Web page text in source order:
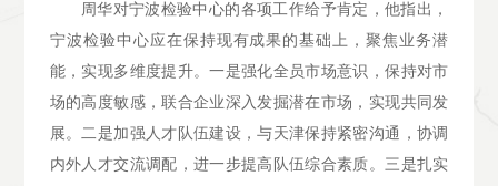
周华对宁波检验中心的各项工作给予肯定，他指出，
宁波检验中心应在保持现有成果的基础上，聚焦业务潜
能，实现多维度提升。一是强化全员市场意识，保持对市
场的高度敏感，联合企业深入发掘潜在市场，实现共同发
展。二是加强人才队伍建设，与天津保持紧密沟通，协调
内外人才交流调配，进一步提高队伍综合素质。三是扎实